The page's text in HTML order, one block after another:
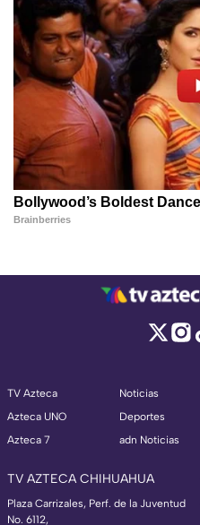
TV Azteca
Azteca UNO
Azteca 7
Noticias
Deportes
adn Noticias
TV AZTECA CHIHUAHUA
Plaza Carrizales, Perf. de la Juventud
No. 6112,